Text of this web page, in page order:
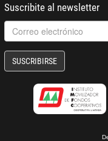
Suscribite al newsletter
SUSCRIBIRSE